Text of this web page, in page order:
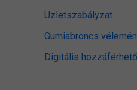
Üzletszabályzat
Gumiabroncs
Digitális